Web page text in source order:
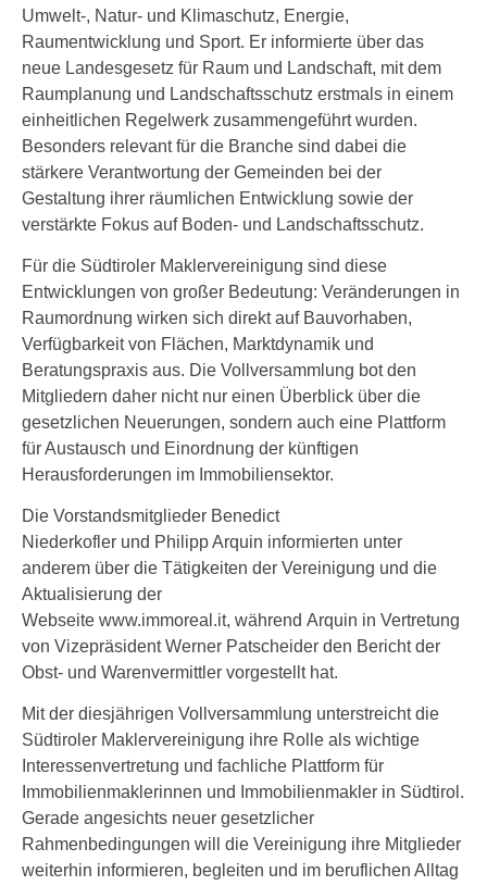
Umwelt-, Natur- und Klimaschutz, Energie,
Raumentwicklung und Sport. Er informierte über das
neue Landesgesetz für Raum und Landschaft, mit dem
Raumplanung und Landschaftsschutz erstmals in einem
einheitlichen Regelwerk zusammengeführt wurden.
Besonders relevant für die Branche sind dabei die
stärkere Verantwortung der Gemeinden bei der
Gestaltung ihrer räumlichen Entwicklung sowie der
verstärkte Fokus auf Boden- und Landschaftsschutz.
Für die Südtiroler Maklervereinigung sind diese
Entwicklungen von großer Bedeutung: Veränderungen in
Raumordnung wirken sich direkt auf Bauvorhaben,
Verfügbarkeit von Flächen, Marktdynamik und
Beratungspraxis aus. Die Vollversammlung bot den
Mitgliedern daher nicht nur einen Überblick über die
gesetzlichen Neuerungen, sondern auch eine Plattform
für Austausch und Einordnung der künftigen
Herausforderungen im Immobiliensektor.
Die Vorstandsmitglieder Benedict
Niederkofler und Philipp Arquin informierten unter
anderem über die Tätigkeiten der Vereinigung und die
Aktualisierung der
Webseite www.immoreal.it, während Arquin in Vertretung
von Vizepräsident Werner Patscheider den Bericht der
Obst- und Warenvermittler vorgestellt hat.
Mit der diesjährigen Vollversammlung unterstreicht die
Südtiroler Maklervereinigung ihre Rolle als wichtige
Interessenvertretung und fachliche Plattform für
Immobilienmaklerinnen und Immobilienmakler in Südtirol.
Gerade angesichts neuer gesetzlicher
Rahmenbedingungen will die Vereinigung ihre Mitglieder
weiterhin informieren, begleiten und im beruflichen Alltag